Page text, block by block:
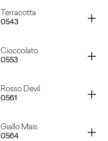
Terracotta
0543
Container
Cioccolato
0553
Container
Rosso Devil
0561
Container
Giallo Mais
0564
Container